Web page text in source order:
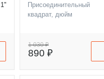
1"
Присоединительный
квадрат, дюйм
1 030 ₽
890 ₽